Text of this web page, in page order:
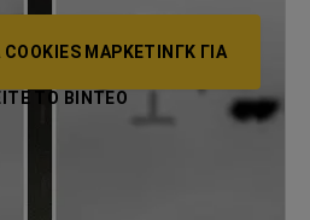
ΜΆΡΚΕΤΙΝΓΚ ΓΙΑ
ΤΟ ΒΙΝΤΕΟ